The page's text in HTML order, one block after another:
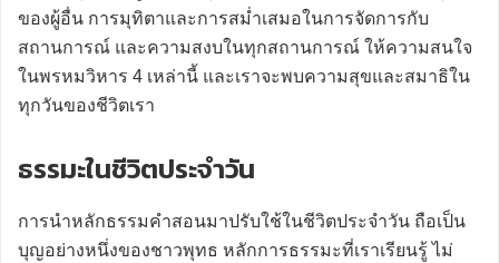
ของผู้อื่น การมุทิตาและการสม่ำเสมอในการจัดการกับ
สถานการณ์ และความสงบในทุกสถานการณ์ ให้ความสนใจ
ในพรหมวิหาร 4 เหล่านี้ และเราจะพบความสุขและสมาธิใน
ทุกวันของชีวิตเรา
ธรรมะในชีวิตประจำวัน
การนำหลักธรรมคำสอนมาปรับใช้ในชีวิตประจำวัน ถือเป็น
บุญอย่างหนึ่งของชาวพุทธ หลักการธรรมะที่เราเรียนรู้ ไม่